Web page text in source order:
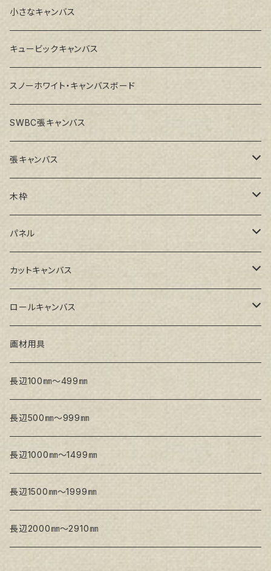
小さなキャンバス
キュービックキャンバス
スノーホワイト・キャンバスボード
SWBC張キャンバス
張キャンバス
GAERA F(中細目)
GAERA BA(中荒目)
GAERA GLC(中目)
トークロ イエロー(中目)
トークロ 赤SP(中目)
Snow White SPC(中目)
木枠
ルーブル米杉木枠
Paulo木枠
パネル
ラワンパネル
シナパネル
カットキャンバス
GAERA F(中細目)
GAERA BA(中荒目)
Snow White SPC(中目)
Snow White SLA(中目)
ロールキャンバス
GAERA F(中細目) / BA(中荒目)
Snow White SLA(中目)
Snow White SLH(中太目)
Snow White SPC(中目)
トークロ イエロー
生キャンバス
画材用具
長辺100㎜～499㎜
長辺500㎜～999㎜
長辺1000㎜～1499㎜
長辺1500㎜～1999㎜
長辺2000㎜～2910㎜